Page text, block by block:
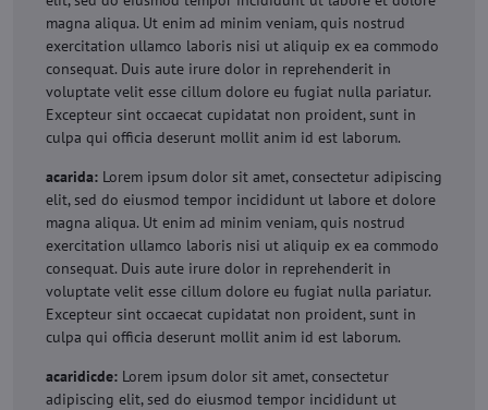
magna aliqua. Ut enim ad minim veniam, quis nostrud
exercitation ullamco laboris nisi ut aliquip ex ea commodo
consequat. Duis aute irure dolor in reprehenderit in
voluptate velit esse cillum dolore eu fugiat nulla pariatur.
Excepteur sint occaecat cupidatat non proident, sunt in
culpa qui officia deserunt mollit anim id est laborum.
acarida: Lorem ipsum dolor sit amet, consectetur adipiscing
elit, sed do eiusmod tempor incididunt ut labore et dolore
magna aliqua. Ut enim ad minim veniam, quis nostrud
exercitation ullamco laboris nisi ut aliquip ex ea commodo
consequat. Duis aute irure dolor in reprehenderit in
voluptate velit esse cillum dolore eu fugiat nulla pariatur.
Excepteur sint occaecat cupidatat non proident, sunt in
culpa qui officia deserunt mollit anim id est laborum.
acaridicde: Lorem ipsum dolor sit amet, consectetur
adipiscing elit, sed do eiusmod tempor incididunt ut